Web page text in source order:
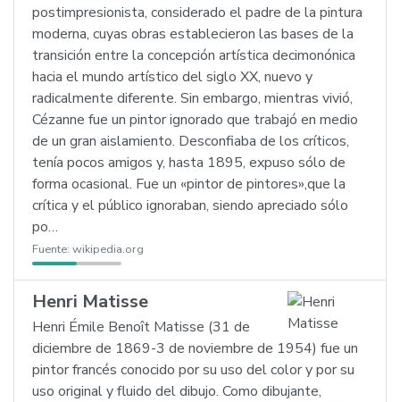
postimpresionista, considerado el padre de la pintura
moderna, cuyas obras establecieron las bases de la
transición entre la concepción artística decimonónica
hacia el mundo artístico del siglo XX, nuevo y
radicalmente diferente. Sin embargo, mientras vivió,
Cézanne fue un pintor ignorado que trabajó en medio
de un gran aislamiento. Desconfiaba de los críticos,
tenía pocos amigos y, hasta 1895, expuso sólo de
forma ocasional. Fue un «pintor de pintores»,que la
crítica y el público ignoraban, siendo apreciado sólo
po…
Fuente: wikipedia.org
Henri Matisse
Henri Émile Benoît Matisse (31 de
diciembre de 1869-3 de noviembre de 1954) fue un
pintor francés conocido por su uso del color y por su
uso original y fluido del dibujo. Como dibujante,